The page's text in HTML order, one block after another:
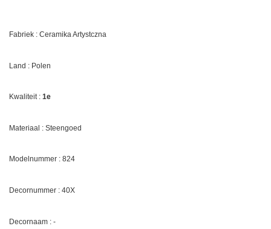
Fabriek : Ceramika Artystczna
Land : Polen
Kwaliteit : 1e
Materiaal : Steengoed
Modelnummer : 824
Decornummer : 40X
Decornaam : -